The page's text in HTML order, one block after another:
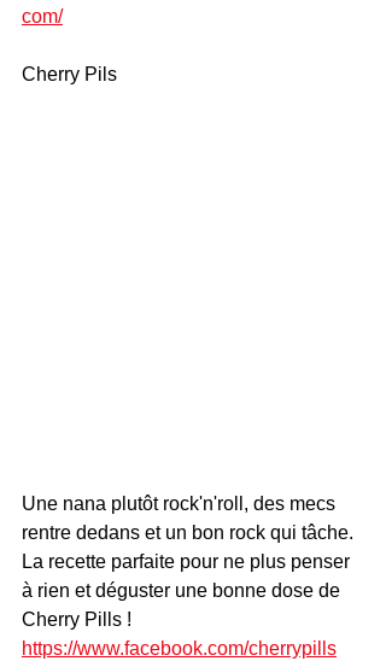
com/
Cherry Pils
Une nana plutôt rock'n'roll, des mecs
rentre dedans et un bon rock qui tâche.
La recette parfaite pour ne plus penser
à rien et déguster une bonne dose de
Cherry Pills !
https://www.facebook.com/cherrypills